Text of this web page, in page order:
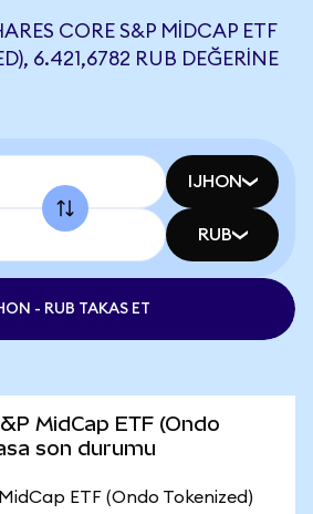
CORE S&P MIDCAP ETF
6.421,6782 RUB DEĞERINE
IJHON
RUB
- RUB TAKAS ET
MidCap ETF (Ondo
son durumu
ETF (Ondo Tokenized)